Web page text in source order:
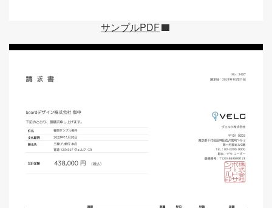
サンプルPDF